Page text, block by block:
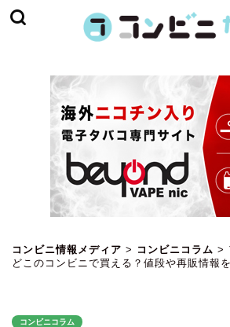
コンビニ情報メディア > コンビニコラム >
どこのコンビニで買える？値段や再販情報
コンビニコラム